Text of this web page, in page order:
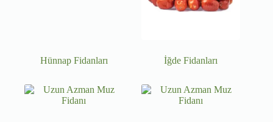
Hünnap Fidanları İğde Fidanları